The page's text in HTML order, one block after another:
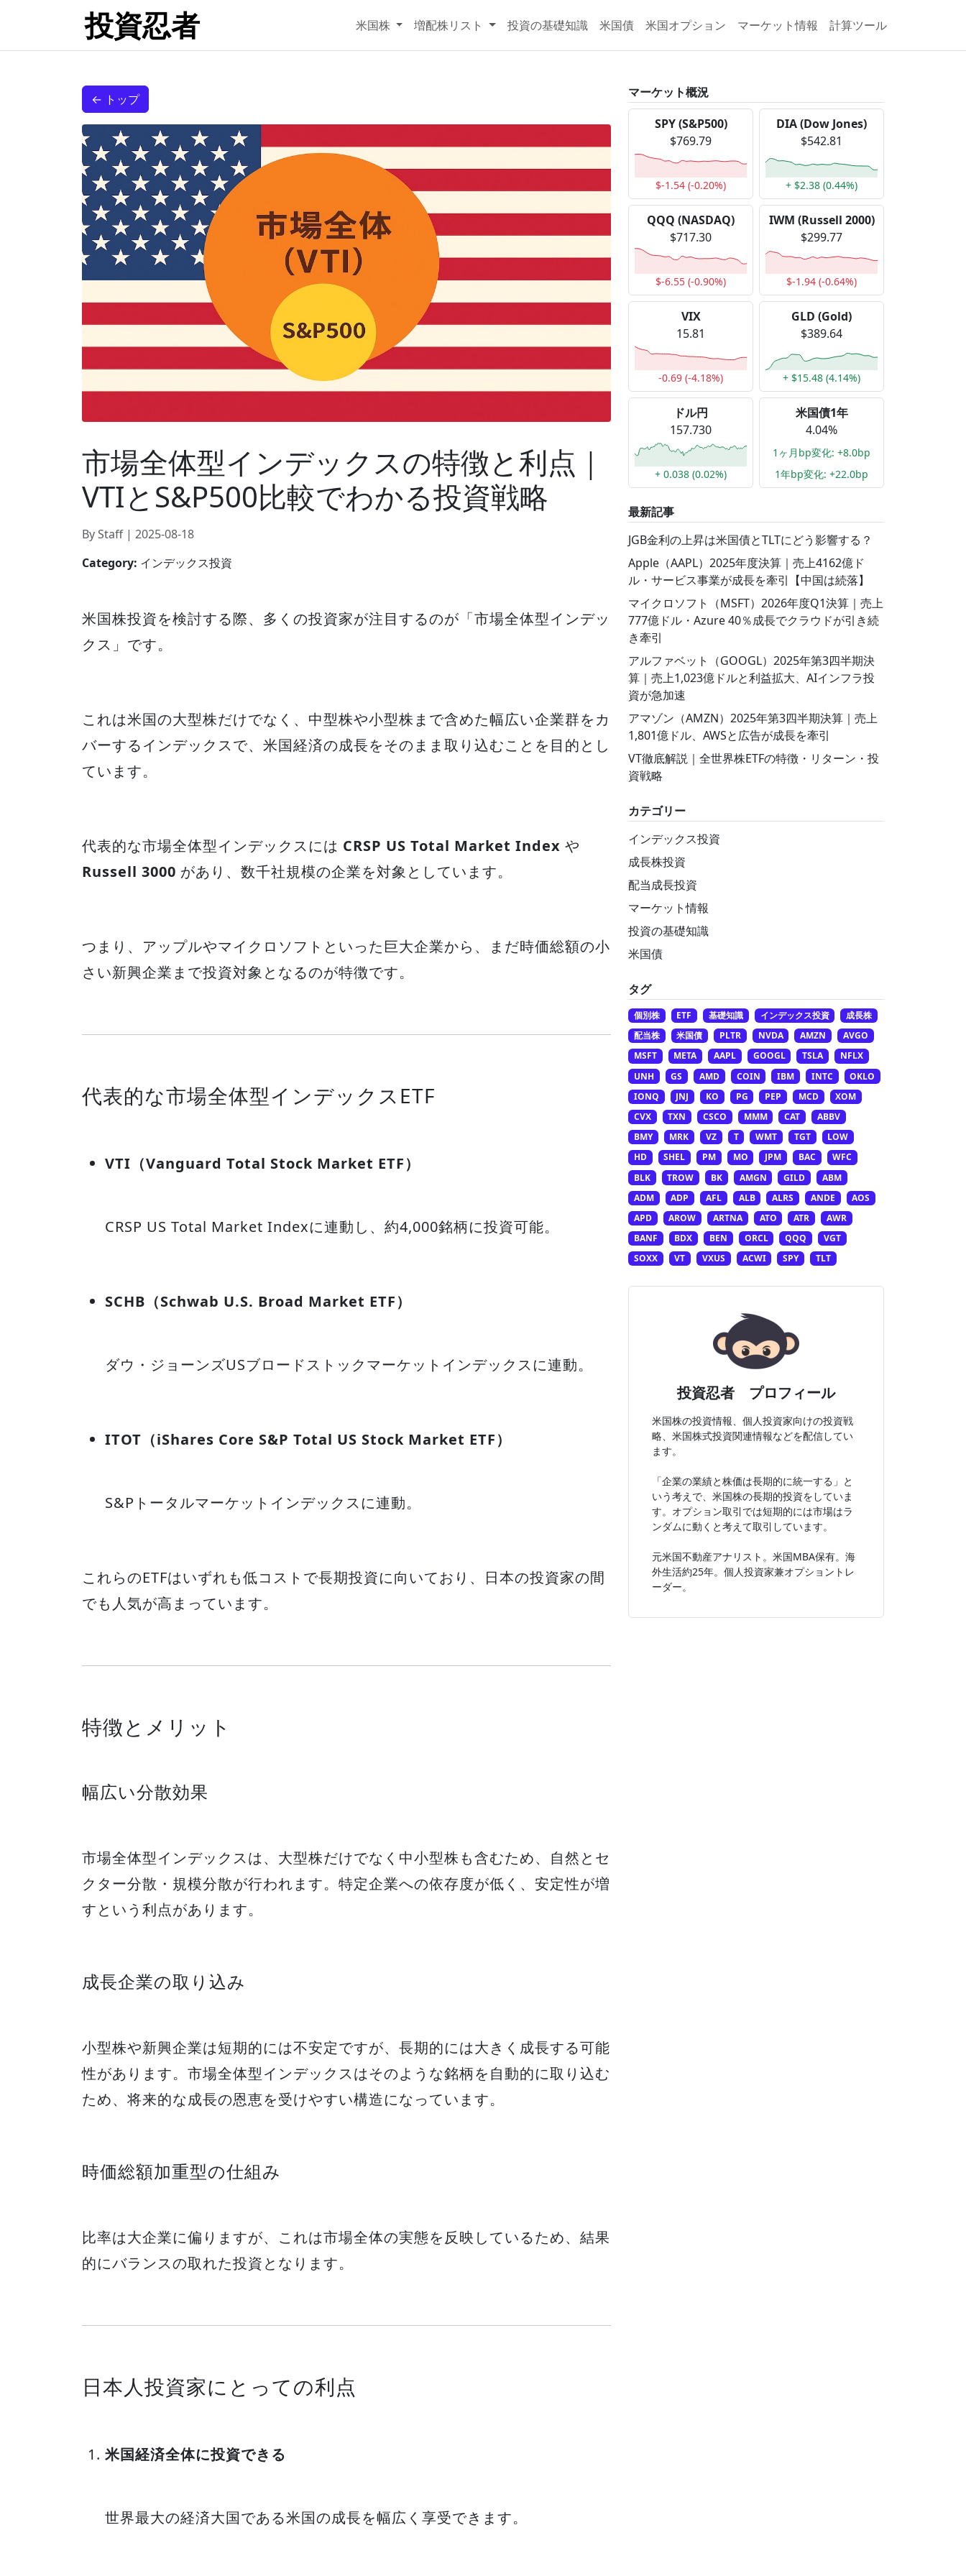
投資忍者 米国株 増配株リスト 投資の基礎知識 米国債 米国オプション マーケット情報 計算ツール
← トップ
市場全体型インデックスの特徴と利点｜
VTIとS&P500比較でわかる投資戦略
By Staff | 2025-08-18
Category: インデックス投資
米国株投資を検討する際、多くの投資家が注目するのが「市場全体型インデッ
クス」です。
これは米国の大型株だけでなく、中型株や小型株まで含めた幅広い企業群をカ
バーするインデックスで、米国経済の成長をそのまま取り込むことを目的とし
ています。
代表的な市場全体型インデックスには CRSP US Total Market Index や
Russell 3000 があり、数千社規模の企業を対象としています。
つまり、アップルやマイクロソフトといった巨大企業から、まだ時価総額の小
さい新興企業まで投資対象となるのが特徴です。
代表的な市場全体型インデックスETF
VTI（Vanguard Total Stock Market ETF）
CRSP US Total Market Indexに連動し、約4,000銘柄に投資可能。
SCHB（Schwab U.S. Broad Market ETF）
ダウ・ジョーンズUSブロードストックマーケットインデックスに連動。
ITOT（iShares Core S&P Total US Stock Market ETF）
S&Pトータルマーケットインデックスに連動。
これらのETFはいずれも低コストで長期投資に向いており、日本の投資家の間
でも人気が高まっています。
特徴とメリット
幅広い分散効果
市場全体型インデックスは、大型株だけでなく中小型株も含むため、自然とセ
クター分散・規模分散が行われます。特定企業への依存度が低く、安定性が増
すという利点があります。
成長企業の取り込み
小型株や新興企業は短期的には不安定ですが、長期的には大きく成長する可能
性があります。市場全体型インデックスはそのような銘柄を自動的に取り込む
ため、将来的な成長の恩恵を受けやすい構造になっています。
時価総額加重型の仕組み
比率は大企業に偏りますが、これは市場全体の実態を反映しているため、結果
的にバランスの取れた投資となります。
日本人投資家にとっての利点
米国経済全体に投資できる
世界最大の経済大国である米国の成長を幅広く享受できます。
マーケット概況
SPY (S&P500)
$769.79
$-1.54 (-0.20%)
DIA (Dow Jones)
$542.81
+ $2.38 (0.44%)
QQQ (NASDAQ)
$717.30
$-6.55 (-0.90%)
IWM (Russell 2000)
$299.77
$-1.94 (-0.64%)
VIX
15.81
-0.69 (-4.18%)
GLD (Gold)
$389.64
+ $15.48 (4.14%)
ドル円
157.730
+ 0.038 (0.02%)
米国債1年
4.04%
1ヶ月bp変化: +8.0bp
1年bp変化: +22.0bp
最新記事
JGB金利の上昇は米国債とTLTにどう影響する？
Apple（AAPL）2025年度決算｜売上4162億ド
ル・サービス事業が成長を牽引【中国は続落】
マイクロソフト（MSFT）2026年度Q1決算｜売上
777億ドル・Azure 40％成長でクラウドが引き続
き牽引
アルファベット（GOOGL）2025年第3四半期決
算｜売上1,023億ドルと利益拡大、AIインフラ投
資が急加速
アマゾン（AMZN）2025年第3四半期決算｜売上
1,801億ドル、AWSと広告が成長を牽引
VT徹底解説｜全世界株ETFの特徴・リターン・投
資戦略
カテゴリー
インデックス投資
成長株投資
配当成長投資
マーケット情報
投資の基礎知識
米国債
タグ
個別株 ETF 基礎知識 インデックス投資
成長株
配当株
米国債 PLTR NVDA AMZN
AVGO
MSFT
META AAPL GOOGL TSLA
NFLX
UNH
GS AMD COIN IBM INTC
OKLO
IONQ
JNJ KO PG PEP MCD
XOM
CVX
TXN CSCO MMM CAT
ABBV
BMY
MRK VZ T WMT TGT
LOW
HD
SHEL PM MO JPM BAC
WFC
BLK
TROW BK AMGN GILD
ABM
ADM
ADP AFL ALB ALRS ANDE
AOS
APD
AROW ARTNA ATO ATR
AWR
BANF
BDX BEN ORCL QQQ
VGT
SOXX
VT VXUS ACWI SPY TLT
投資忍者 プロフィール
米国株の投資情報、個人投資家向けの投資戦
略、米国株式投資関連情報などを配信してい
ます。
「企業の業績と株価は長期的に統一する」と
いう考えで、米国株の長期的投資をしていま
す。オプション取引では短期的には市場はラ
ンダムに動くと考えて取引しています。
元米国不動産アナリスト。米国MBA保有。海
外生活約25年。個人投資家兼オプショントレ
ーダー。